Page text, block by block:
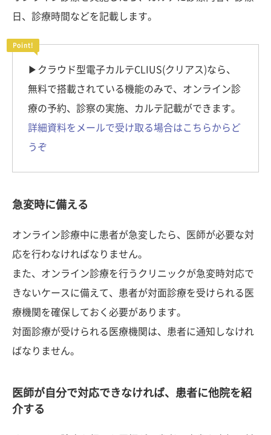
日、診療時間などを記載します。
▶︎クラウド型電子カルテCLIUS(クリアス)なら、
無料で搭載されている機能のみで、オンライン診
療の予約、診察の実施、カルテ記載ができます。
詳細資料をメールで受け取る場合はこちらからど
うぞ
急変時に備える
オンライン診療中に患者が急変したら、医師が必要な対
応を行わなければなりません。
また、オンライン診療を行うクリニックが急変時対応で
きないケースに備えて、患者が対面診療を受けられる医
療機関を確保しておく必要があります。
対面診療が受けられる医療機関は、患者に通知しなけれ
ばなりません。
医師が自分で対応できなければ、患者に他院を紹
介する